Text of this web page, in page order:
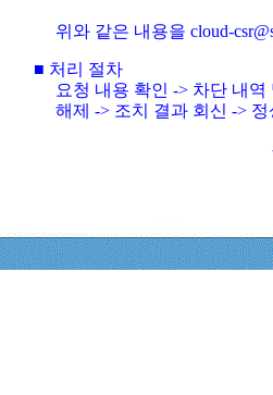
위와 같은 내용을 cloud-
■ 처리 절차
요청 내용 확인 -> 차단 내
해제 -> 조치 결과 회신 ->